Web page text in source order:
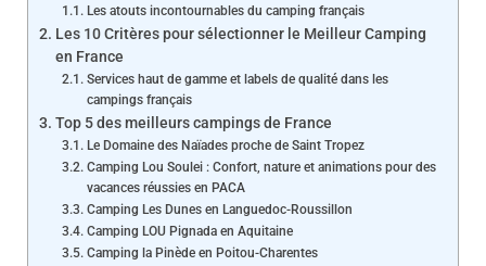
Les atouts incontournables du camping français
Les 10 Critères pour sélectionner le Meilleur Camping
en France
Services haut de gamme et labels de qualité dans les
campings français
Top 5 des meilleurs campings de France
Le Domaine des Naïades proche de Saint Tropez
Camping Lou Soulei : Confort, nature et animations pour des
vacances réussies en PACA
Camping Les Dunes en Languedoc-Roussillon
Camping LOU Pignada en Aquitaine
Camping la Pinède en Poitou-Charentes